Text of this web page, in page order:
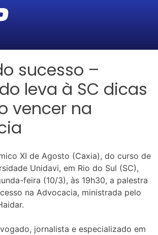
sucesso –
leva à SC dicas
vencer na
XI de Agosto (Caxia), do curso de
Unidavi, em Rio do Sul (SC),
feira (10/3), às 19h30, a palestra
na Advocacia, ministrada pelo
jornalista e especializado em